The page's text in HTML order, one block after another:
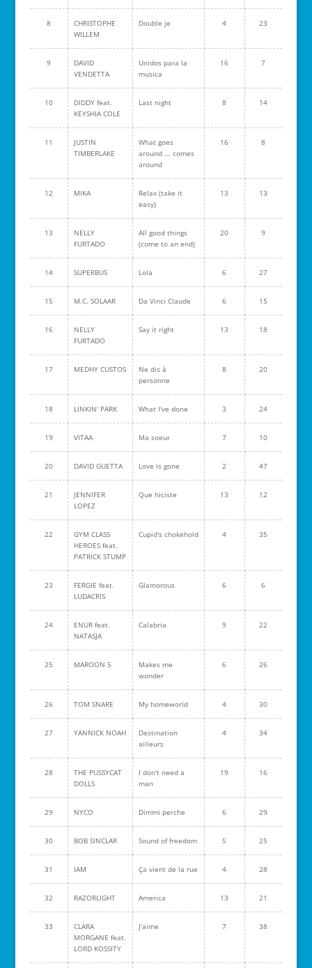
8
CHRISTOPHE
WILLEM
Double je 4 23
9
DAVID
VENDETTA
Unidos para la
musica
16 7
10
DIDDY feat.
KEYSHIA COLE
Last night 8 14
11
JUSTIN
TIMBERLAKE
What goes
around ... comes
around
16 8
12 MIKA
Relax (take it
easy)
13 13
13
NELLY
FURTADO
All good things
(come to an end)
20 9
14 SUPERBUS Lola 6 27
15 M.C. SOLAAR Da Vinci Claude 6 15
16
NELLY
FURTADO
Say it right 13 18
17 MEDHY CUSTOS
Ne dis à
personne
8 20
18 LINKIN' PARK What I've done 3 24
19 VITAA Ma soeur 7 10
20 DAVID GUETTA Love is gone 2 47
21
JENNIFER
LOPEZ
Que hiciste 13 12
22
GYM CLASS
HEROES feat.
PATRICK STUMP
Cupid's chokehold 4 35
23
FERGIE feat.
LUDACRIS
Glamorous 6 6
24
ENUR feat.
NATASJA
Calabria 9 22
25 MAROON 5
Makes me
wonder
6 26
26 TOM SNARE My homeworld 4 30
27 YANNICK NOAH
Destination
ailleurs
4 34
28
THE PUSSYCAT
DOLLS
I don't need a
man
19 16
29 NYCO Dimmi perche 6 29
30 BOB SINCLAR Sound of freedom 5 25
31 IAM Ça vient de la rue 4 28
32 RAZORLIGHT America 13 21
33
CLARA
MORGANE feat.
LORD KOSSITY
J'aime 7 38